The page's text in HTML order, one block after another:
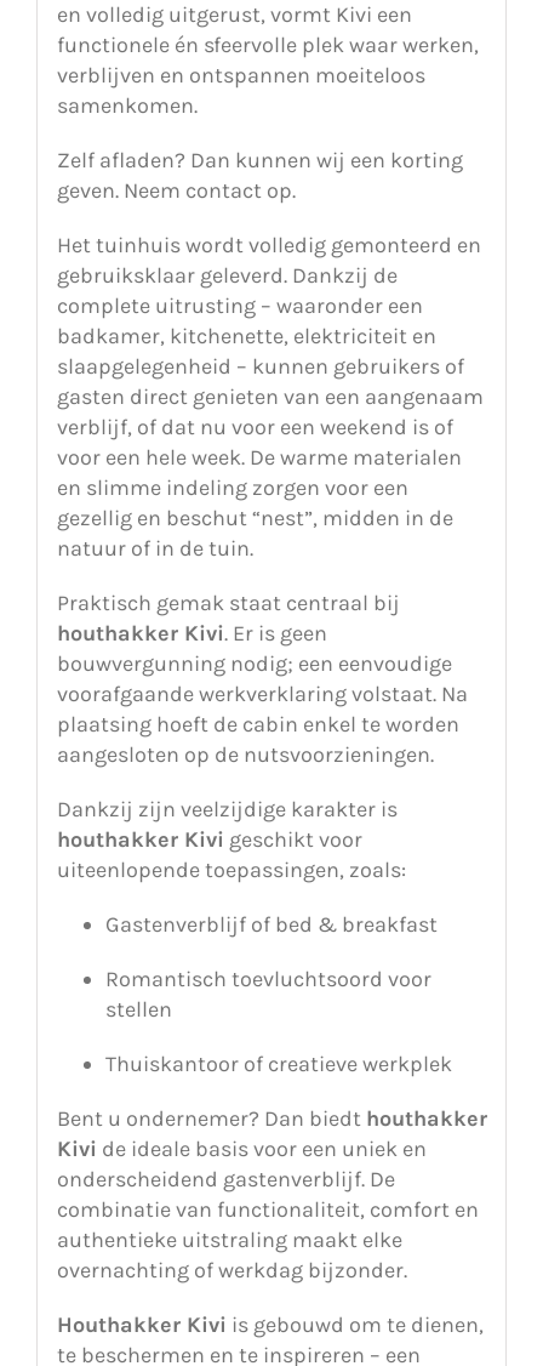
en volledig uitgerust, vormt Kivi een
functionele én sfeervolle plek waar werken,
verblijven en ontspannen moeiteloos
samenkomen.
Zelf afladen? Dan kunnen wij een korting
geven. Neem contact op.
Het tuinhuis wordt volledig gemonteerd en
gebruiksklaar geleverd. Dankzij de
complete uitrusting – waaronder een
badkamer, kitchenette, elektriciteit en
slaapgelegenheid – kunnen gebruikers of
gasten direct genieten van een aangenaam
verblijf, of dat nu voor een weekend is of
voor een hele week. De warme materialen
en slimme indeling zorgen voor een
gezellig en beschut “nest”, midden in de
natuur of in de tuin.
Praktisch gemak staat centraal bij
houthakker Kivi. Er is geen
bouwvergunning nodig; een eenvoudige
voorafgaande werkverklaring volstaat. Na
plaatsing hoeft de cabin enkel te worden
aangesloten op de nutsvoorzieningen.
Dankzij zijn veelzijdige karakter is
houthakker Kivi geschikt voor
uiteenlopende toepassingen, zoals:
Gastenverblijf of bed & breakfast
Romantisch toevluchtsoord voor
stellen
Thuiskantoor of creatieve werkplek
Bent u ondernemer? Dan biedt houthakker
Kivi de ideale basis voor een uniek en
onderscheidend gastenverblijf. De
combinatie van functionaliteit, comfort en
authentieke uitstraling maakt elke
overnachting of werkdag bijzonder.
Houthakker Kivi is gebouwd om te dienen,
te beschermen en te inspireren – een